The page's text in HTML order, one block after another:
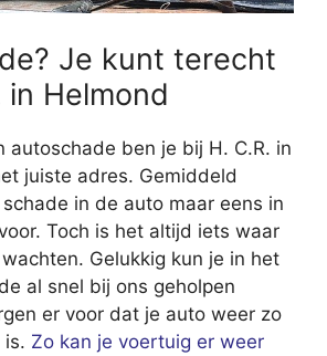
Je kunt terecht
in Helmond
autoschade ben je bij H. C.R. in
juiste adres. Gemiddeld
in de auto maar eens in
Toch is het altijd iets waar
Gelukkig kun je in het
al snel bij ons geholpen
er voor dat je auto weer zo
is. Zo kan je voertuig er weer